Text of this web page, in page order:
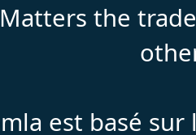
the
est basé